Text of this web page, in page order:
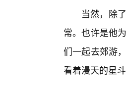
当然，除
常。也许是他
们一起去郊游
看着漫天的星